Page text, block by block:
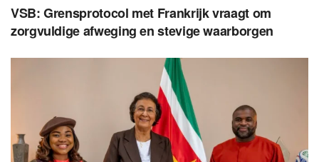
VSB: Grensprotocol met Frankrijk vraagt om
zorgvuldige afweging en stevige waarborgen